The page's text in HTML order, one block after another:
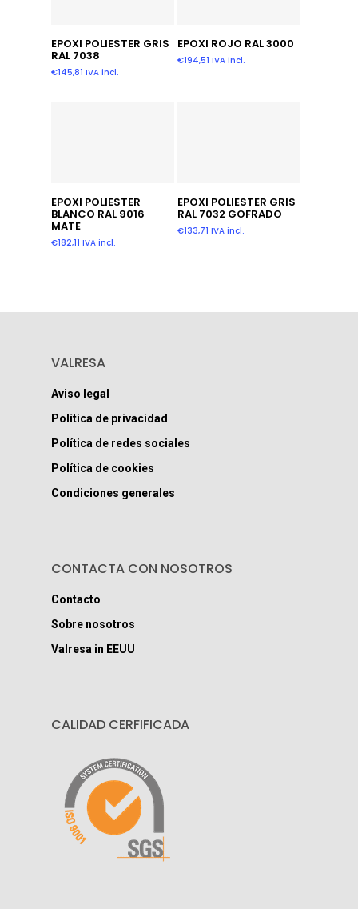
Leer Más
EPOXI POLIESTER GRIS
RAL 7038
€145,81 IVA incl.
Leer Más
EPOXI ROJO RAL 3000
€194,51 IVA incl.
Añadir Al Carrito
EPOXI POLIESTER
BLANCO RAL 9016
MATE
€182,11 IVA incl.
Leer Más
EPOXI POLIESTER GRIS
RAL 7032 GOFRADO
€133,71 IVA incl.
VALRESA
Aviso legal
Política de privacidad
Política de redes sociales
Política de cookies
Condiciones generales
CONTACTA CON NOSOTROS
Contacto
Sobre nosotros
Valresa in EEUU
CALIDAD CERFIFICADA